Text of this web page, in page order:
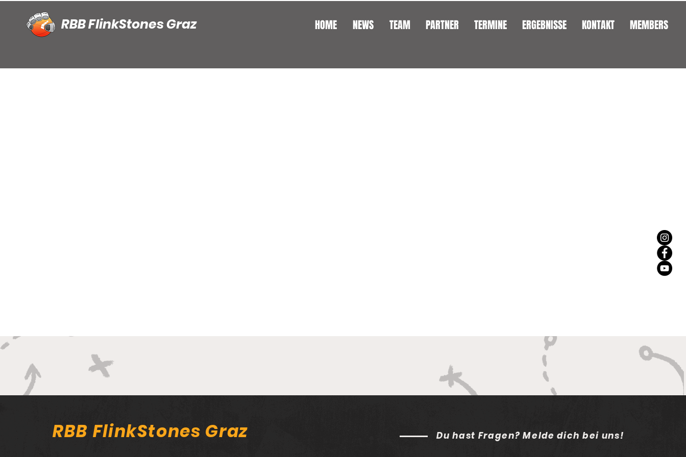
RBB FlinkStones Graz HOME NEWS TEAM PARTNER TERMINE ERGEBNISSE KONTAKT MEMBERS
RBB FlinkStones Graz Du hast Fragen? Melde dich bei uns!